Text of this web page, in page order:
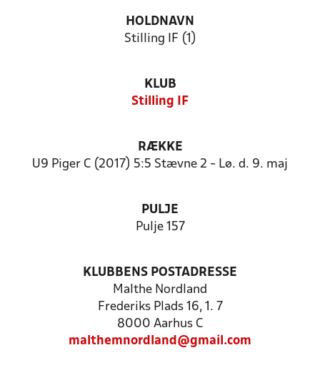
HOLDNAVN
Stilling IF (1)
KLUB
Stilling IF
RÆKKE
U9 Piger C (2017) 5:5 Stævne 2 - Lø. d. 9. maj
PULJE
Pulje 157
KLUBBENS POSTADRESSE
Malthe Nordland
Frederiks Plads 16, 1. 7
8000 Aarhus C
malthemnordland@gmail.com